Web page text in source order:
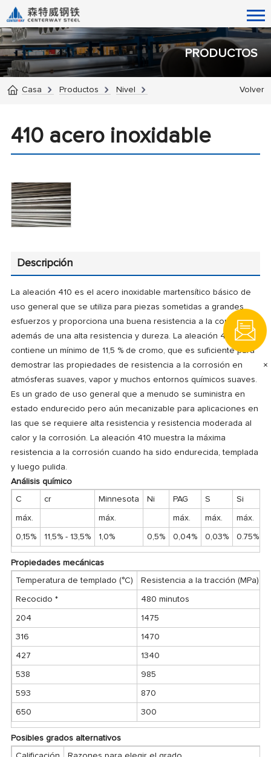
×
PRODUCTOS
Volver
Casa Productos Nivel
410 acero inoxidable
Descripción
La aleación 410 es el acero inoxidable martensítico básico de
uso general que se utiliza para piezas sometidas a grandes
esfuerzos y proporciona una buena resistencia a la corrosión
además de una alta resistencia y dureza. La aleación 410
contiene un mínimo de 11,5 % de cromo, que es suficiente para
demostrar las propiedades de resistencia a la corrosión en
atmósferas suaves, vapor y muchos entornos químicos suaves.
Es un grado de uso general que a menudo se suministra en
estado endurecido pero aún mecanizable para aplicaciones en
las que se requiere alta resistencia y resistencia moderada al
calor y la corrosión. La aleación 410 muestra la máxima
resistencia a la corrosión cuando ha sido endurecida, templada
y luego pulida.
Análisis químico
C cr Minnesota Ni PAG S Si
máx. máx. máx. máx. máx.
0,15% 11,5% - 13,5% 1,0% 0,5% 0,04% 0,03% 0.75%
Propiedades mecánicas
Temperatura de templado (°C) Resistencia a la tracción (MPa)
Recocido * 480 minutos
204 1475
316 1470
427 1340
538 985
593 870
650 300
Posibles grados alternativos